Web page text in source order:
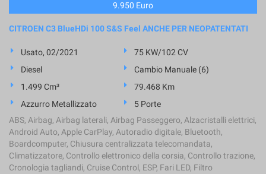
9.950 Euro
CITROEN C3 BlueHDi 100 S&S Feel ANCHE PER NEOPATENTATI
Usato, 02/2021
75 KW/102 CV
Diesel
Cambio Manuale (6)
1.499 Cm³
79.468 Km
Azzurro Metallizzato
5 Porte
ABS, Airbag, Airbag laterali, Airbag Passeggero, Alzacristalli elettrici,
Android Auto, Apple CarPlay, Autoradio digitale, Bluetooth,
Boardcomputer, Chiusura centralizzata telecomandata,
Climatizzatore, Controllo elettronico della corsia, Controllo trazione,
Cronologia tagliandi, Cruise Control, ESP, Fari LED, Filtro